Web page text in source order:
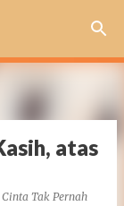
atas
Tak Pernah